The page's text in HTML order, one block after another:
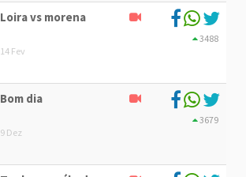
Loira vs morena
14 Fev
3488
Bom dia
9 Dez
3679